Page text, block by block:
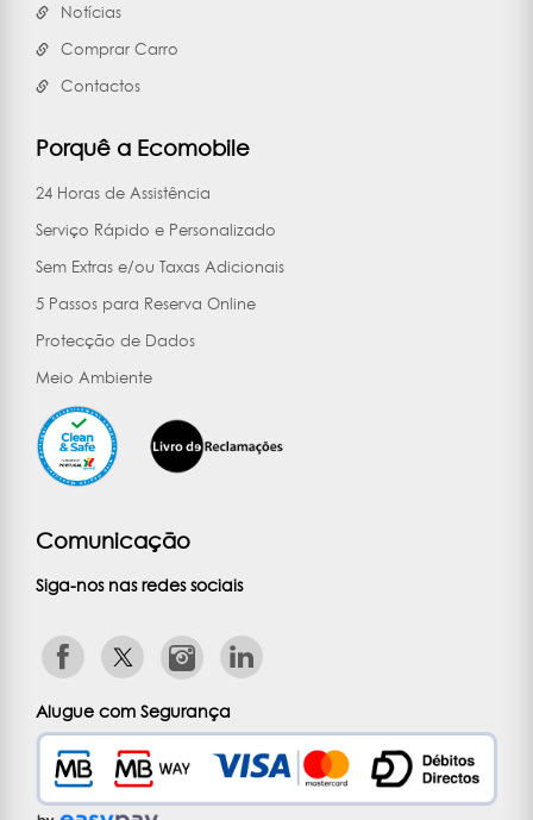
Notícias
Comprar Carro
Contactos
Porquê a Ecomobile
24 Horas de Assistência
Serviço Rápido e Personalizado
Sem Extras e/ou Taxas Adicionais
5 Passos para Reserva Online
Protecção de Dados
Meio Ambiente
Comunicação
Siga-nos nas redes sociais
Alugue com Segurança